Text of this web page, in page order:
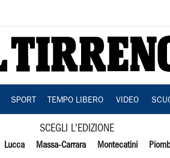
SPORT TEMPO LIBERO VIDEO
SCEGLI L'EDIZIONE
Lucca Massa-Carrara Montecatini